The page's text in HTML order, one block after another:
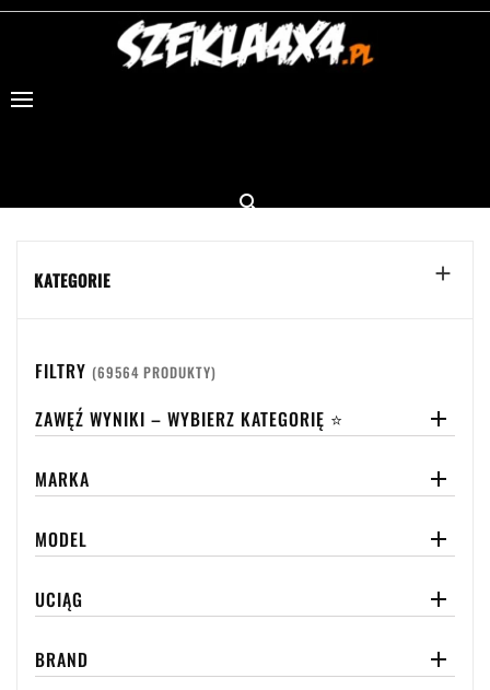

KATEGORIE 
FILTRY (69564 PRODUKTY)
ZAWĘŹ WYNIKI – WYBIERZ KATEGORIĘ ⭐ 
MARKA 
MODEL 
UCIĄG 
BRAND 